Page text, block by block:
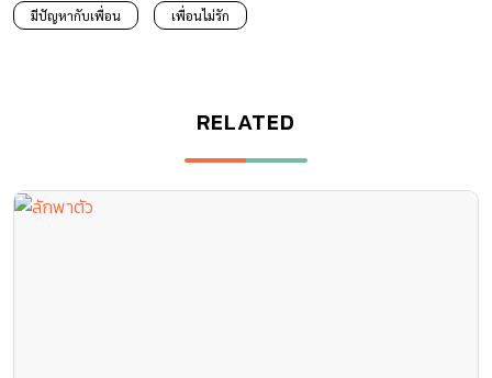
มีปัญหากับเพื่อน เพื่อนไม่รัก
RELATED